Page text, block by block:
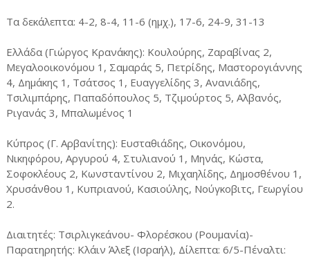
Τα δεκάλεπτα: 4-2, 8-4, 11-6 (ημχ.), 17-6, 24-9, 31-13
Ελλάδα (Γιώργος Κρανάκης): Κουλούρης, Ζαραβίνας 2,
Μεγαλοοικονόμου 1, Σαμαράς 5, Πετρίδης, Μαστορογιάννης
4, Δημάκης 1, Τσάτσος 1, Ευαγγελίδης 3, Ανανιάδης,
Τσιλιμπάρης, Παπαδόπουλος 5, Τζιμούρτος 5, Αλβανός,
Ριγανάς 3, Μπαλωμένος 1
Κύπρος (Γ. Αρβανίτης): Ευσταθιάδης, Οικονόμου,
Νικηφόρου, Αργυρού 4, Στυλιανού 1, Μηνάς, Κώστα,
Σοφοκλέους 2, Κωνσταντίνου 2, Μιχαηλίδης, Δημοσθένου 1,
Χρυσάνθου 1, Κυπριανού, Κασιούλης, Νούγκοβιτς, Γεωργίου
2.
Διαιτητές: Τσιρλιγκεάνου- Φλορέσκου (Ρουμανία)-
Παρατηρητής: Κλάιν Άλεξ (Ισραήλ), Δίλεπτα: 6/5-Πέναλτι: